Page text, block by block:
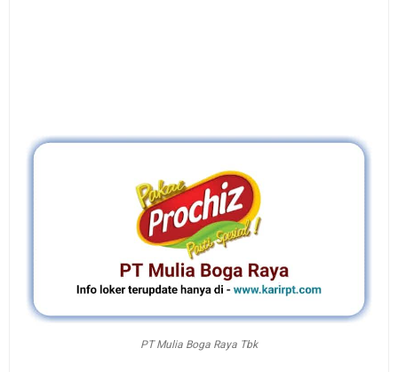
PT Mulia Boga Raya Tbk